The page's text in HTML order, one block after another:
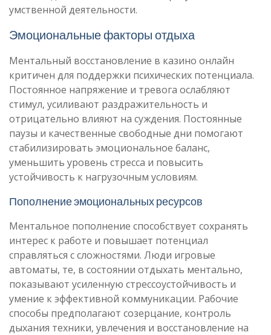
умственной деятельности.
Эмоциональные факторы отдыха
Ментальный восстановление в казино онлайн
критичен для поддержки психических потенциала.
Постоянное напряжение и тревога ослабляют
стимул, усиливают раздражительность и
отрицательно влияют на суждения. Постоянные
паузы и качественные свободные дни помогают
стабилизировать эмоциональное баланс,
уменьшить уровень стресса и повысить
устойчивость к нагрузочным условиям.
Пополнение эмоциональных ресурсов
Ментальное пополнение способствует сохранять
интерес к работе и повышает потенциал
справляться с сложностями. Люди игровые
автоматы, те, в состоянии отдыхать ментально,
показывают усиленную стрессоустойчивость и
умение к эффективной коммуникации. Рабочие
способы предполагают созерцание, контроль
дыхания техники, увлечения и восстановление на